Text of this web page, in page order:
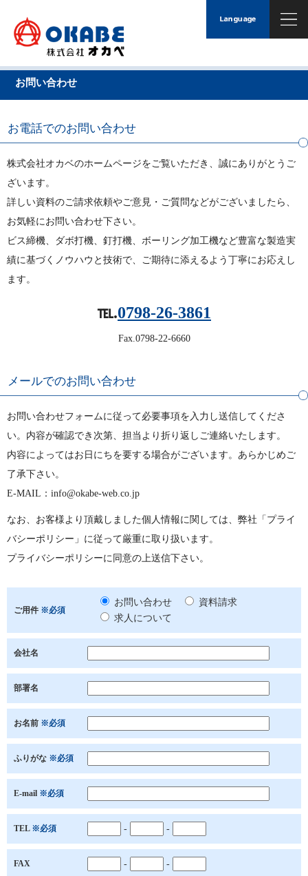
お問い合わせ
お電話でのお問い合わせ
株式会社オカベのホームページをご覧いただき、誠にありがとうご
ざいます。
詳しい資料のご請求依頼やご意見・ご質問などがございましたら、
お気軽にお問い合わせ下さい。
ビス締機、ダボ打機、釘打機、ボーリング加工機など豊富な製造実
績に基づくノウハウと技術で、ご期待に添えるよう丁寧にお応えし
ます。
℡.0798-26-3861
Fax.0798-22-6660
メールでのお問い合わせ
お問い合わせフォームに従って必要事項を入力し送信してくださ
い。内容が確認でき次第、担当より折り返しご連絡いたします。
内容によってはお日にちを要する場合がございます。あらかじめご
了承下さい。
E-MAIL：info@okabe-web.co.jp
なお、お客様より頂戴しました個人情報に関しては、弊社「プライ
バシーポリシー」に従って厳重に取り扱います。
プライバシーポリシーに同意の上送信下さい。
ご用件 ※必須
お問い合わせ
資料請求
求人について
会社名
部署名
お名前 ※必須
ふりがな ※必須
E-mail ※必須
TEL ※必須 - -
FAX - -